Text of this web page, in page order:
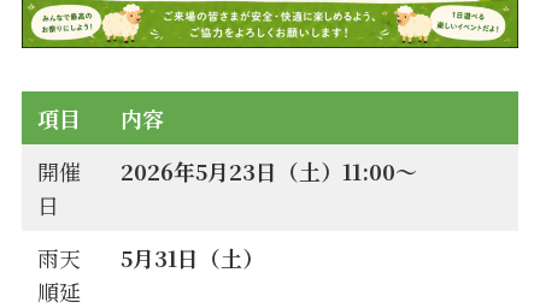
項目
内容
開催
日
2026年5月23日（土）11:00〜
雨天
順延
5月31日（土）